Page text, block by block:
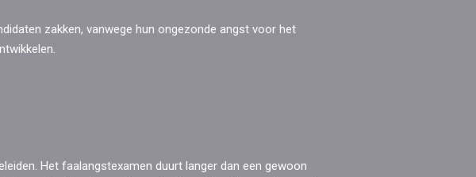
zakken, vanwege hun ongezonde angst voor het
Het faalangstexamen duurt langer dan een gewoon